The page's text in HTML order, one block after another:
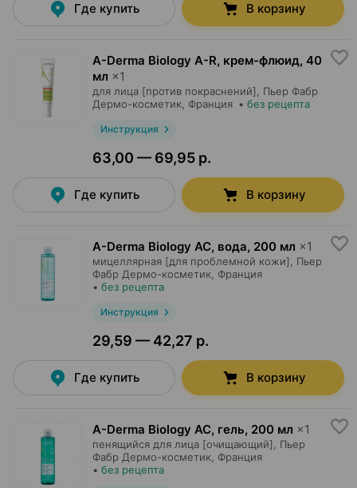
Где купить В корзину
A-Derma Biology A-R, крем-флюид, 40
мл ×1
для лица [против покраснений],
Пьер Фабр
Дермо-косметик , Франция • без рецепта
Инструкция
63,00 — 69,95 р.
Где купить В корзину
A-Derma Biology AC, вода, 200 мл ×1
мицеллярная [для проблемной кожи],
Пьер
Фабр Дермо-косметик , Франция
• без рецепта
Инструкция
29,59 — 42,27 р.
Где купить В корзину
A-Derma Biology AC, гель, 200 мл ×1
пенящийся для лица [очищающий],
Пьер
Фабр Дермо-косметик , Франция
• без рецепта